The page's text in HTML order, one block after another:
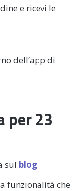
e ricevi le
dell’app di
per 23
sul blog
funzionalità che